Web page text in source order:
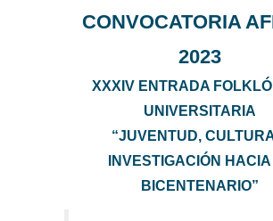
CONVOCATORIA
2023
XXXIV ENTRADA
UNIVERSITARIA
“JUVENTUD,
INVESTIGACIÓN
BICENTENARIO”